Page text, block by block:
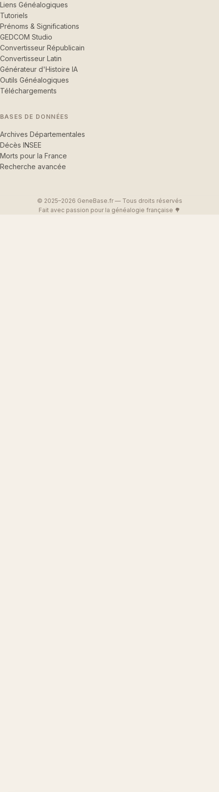
Liens Généalogiques
Tutoriels
Prénoms & Significations
GEDCOM Studio
Convertisseur Républicain
Convertisseur Latin
Générateur d'Histoire IA
Outils Généalogiques
Téléchargements
BASES DE DONNÉES
Archives Départementales
Décès INSEE
Morts pour la France
Recherche avancée
© 2025–2026 GeneBase.fr — Tous droits réservés
Fait avec passion pour la généalogie française 🌳